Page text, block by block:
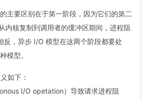
主要区别在于第一阶段，因为它们的第二
内核复制到调用者的缓冲区期间，进程阻
，异步 I/O 模型在这两个阶段都要处
模型。
如下：
I/O opetation）导致请求进程阻